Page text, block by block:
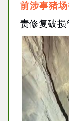
前涉事猪
责修复破损